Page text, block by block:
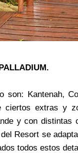
son: Kantenah,
ciertos extras y
y con distintas
Resort se
todos estos